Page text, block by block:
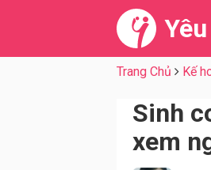
Trang Chủ Kế
Sinh
xem